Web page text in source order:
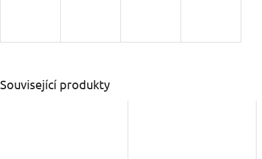
Související produkty